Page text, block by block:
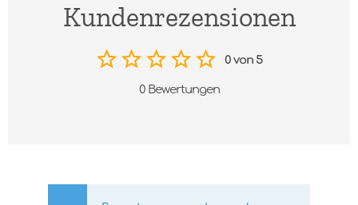
Kundenrezensionen
0 von 5
0 Bewertungen